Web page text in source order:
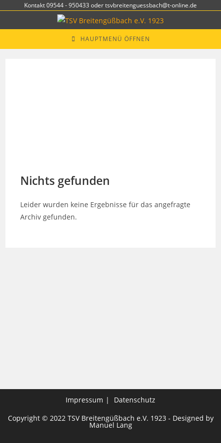
springen
Kontakt 09544 - 950433 oder tsvbreitenguessbach@t-online.de
HAUPTMENÜ ÖFFNEN
Nichts gefunden
Leider wurden keine Ergebnisse für das angefragte
Archiv gefunden.
Impressum
Datenschutz
Copyright © 2022 TSV Breitengüßbach e.V. 1923 - Designed by
Manuel Lang